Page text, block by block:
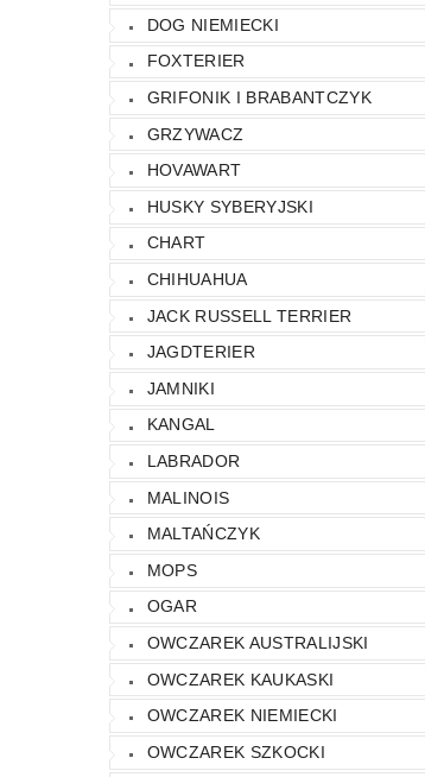
DOG NIEMIECKI
FOXTERIER
GRIFONIK I BRABANTCZYK
GRZYWACZ
HOVAWART
HUSKY SYBERYJSKI
CHART
CHIHUAHUA
JACK RUSSELL TERRIER
JAGDTERIER
JAMNIKI
KANGAL
LABRADOR
MALINOIS
MALTAŃCZYK
MOPS
OGAR
OWCZAREK AUSTRALIJSKI
OWCZAREK KAUKASKI
OWCZAREK NIEMIECKI
OWCZAREK SZKOCKI